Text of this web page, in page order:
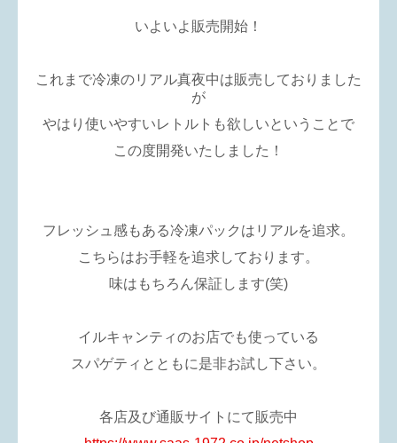
いよいよ販売開始！
これまで冷凍のリアル真夜中は販売しておりました
が
やはり使いやすいレトルトも欲しいということで
この度開発いたしました！
フレッシュ感もある冷凍パックはリアルを追求。
こちらはお手軽を追求しております。
味はもちろん保証します(笑)
イルキャンティのお店でも使っている
スパゲティとともに是非お試し下さい。
各店及び通販サイトにて販売中